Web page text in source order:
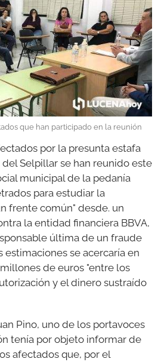
que han participado en la reunión
por la presunta estafa
del Selpillar se han reunido este
municipal de la pedanía
para estudiar la
frente común" desde. un
la entidad financiera BBVA,
última de un fraude
estimaciones se acercaría en
de euros "entre los
y el dinero sustraído
Pino, uno de los portavoces
tenía por objeto informar de
afectados que, por el